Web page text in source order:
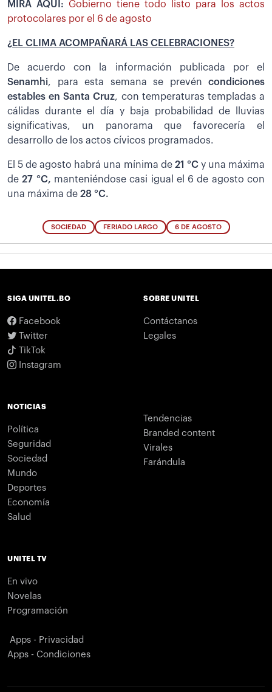
MIRA AQUÍ: Gobierno tiene todo listo para los actos
protocolares por el 6 de agosto
¿EL CLIMA ACOMPAÑARÁ LAS CELEBRACIONES?
De acuerdo con la información publicada por el
Senamhi, para esta semana se prevén condiciones
estables en Santa Cruz, con temperaturas templadas a
cálidas durante el día y baja probabilidad de lluvias
significativas, un panorama que favorecería el
desarrollo de los actos cívicos programados.
El 5 de agosto habrá una mínima de 21 °Cy una máxima
de27 °C, manteniéndose casi igual el 6 de agosto con
una máxima de 28 °C.
SOCIEDAD FERIADO LARGO 6 DE AGOSTO
SIGA UNITEL.BO
Facebook
Twitter
TikTok
Instagram
SOBRE UNITEL
Contáctanos
Legales
NOTICIAS
Política
Seguridad
Sociedad
Mundo
Deportes
Economía
Salud
Tendencias
Branded content
Virales
Farándula
UNITEL TV
En vivo
Novelas
Programación
Apps - Privacidad
Apps - Condiciones